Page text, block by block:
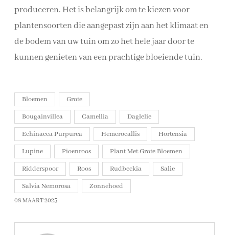
produceren. Het is belangrijk om te kiezen voor
plantensoorten die aangepast zijn aan het klimaat en
de bodem van uw tuin om zo het hele jaar door te
kunnen genieten van een prachtige bloeiende tuin.
Bloemen
Grote
Bougainvillea
Camellia
Daglelie
Echinacea Purpurea
Hemerocallis
Hortensia
Lupine
Pioenroos
Plant Met Grote Bloemen
Ridderspoor
Roos Rudbeckia
Salie
Salvia Nemorosa
Zonnehoed
08 MAART 2025